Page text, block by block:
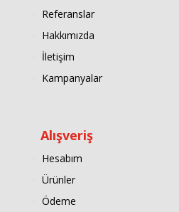
Referanslar
Hakkımızda
İletişim
Kampanyalar
Alışveriş
Hesabım
Ürünler
Ödeme